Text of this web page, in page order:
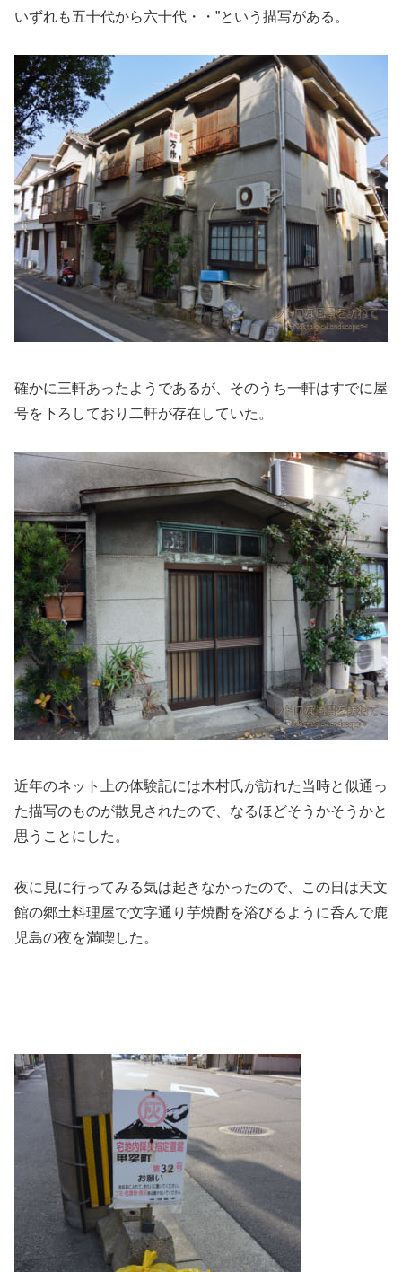
いずれも五十代から六十代・・”という描写がある。
確かに三軒あったようであるが、そのうち一軒はすでに屋
号を下ろしており二軒が存在していた。
近年のネット上の体験記には木村氏が訪れた当時と似通っ
た描写のものが散見されたので、なるほどそうかそうかと
思うことにした。
夜に見に行ってみる気は起きなかったので、この日は天文
館の郷土料理屋で文字通り芋焼酎を浴びるように呑んで鹿
児島の夜を満喫した。